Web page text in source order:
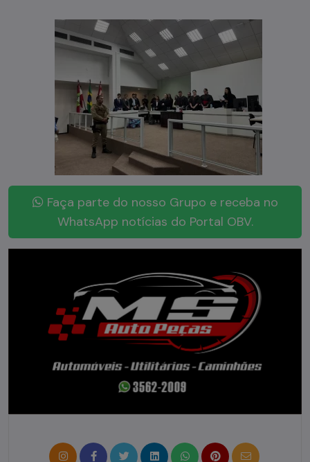
Faça parte do nosso Grupo e receba no
WhatsApp notícias do Portal OBV.